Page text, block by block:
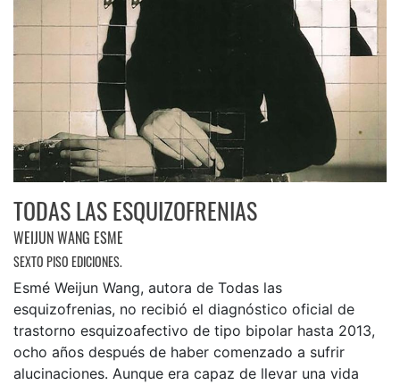
TODAS LAS ESQUIZOFRENIAS
WEIJUN WANG ESME
SEXTO PISO EDICIONES.
Esmé Weijun Wang, autora de Todas las
esquizofrenias, no recibió el diagnóstico oficial de
trastorno esquizoafectivo de tipo bipolar hasta 2013,
ocho años después de haber comenzado a sufrir
alucinaciones. Aunque era capaz de llevar una vida